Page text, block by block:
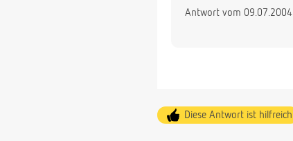
Antwort vom 09.07.2004
Diese Antwort ist hilfreich